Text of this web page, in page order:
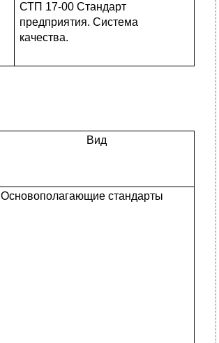
СТП 17-00 Стандарт
предприятия. Система
качества.
Вид
Основополагающие стандарты